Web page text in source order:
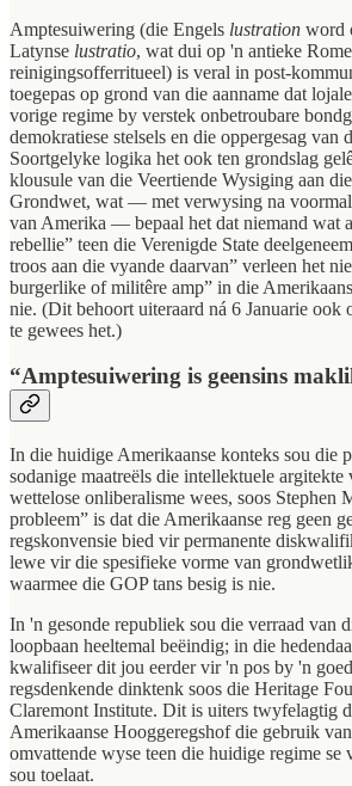
Amptesuiwering (die Engels lustration word
Latynse lustratio, wat dui op 'n antieke
reinigingsofferritueel) is veral in post-
toegepas op grond van die aanname dat
vorige regime by verstek onbetroubare
demokratiese stelsels en die oppergesag van
Soortgelyke logika het ook ten grondslag
klousule van die Veertiende Wysiging aan
Grondwet, wat — met verwysing na
van Amerika — bepaal het dat niemand wat
rebellie” teen die Verenigde State
troos aan die vyande daarvan” verleen het
burgerlike of militêre amp” in die
nie. (Dit behoort uiteraard ná 6 Januarie ook
te gewees het.)
“Amptesuiwering is geensins
In die huidige Amerikaanse konteks sou die
sodanige maatreëls die intellektuele
wettelose onliberalisme wees, soos Stephen
probleem” is dat die Amerikaanse reg geen
regskonvensie bied vir permanente
lewe vir die spesifieke vorme van
waarmee die GOP tans besig is nie.
In 'n gesonde republiek sou die verraad van
loopbaan heeltemal beëindig; in die
kwalifiseer dit jou eerder vir 'n pos by 'n
regsdenkende dinktenk soos die Heritage
Claremont Institute. Dit is uiters twyfelagtig
Amerikaanse Hooggeregshof die gebruik
omvattende wyse teen die huidige regime se
sou toelaat.